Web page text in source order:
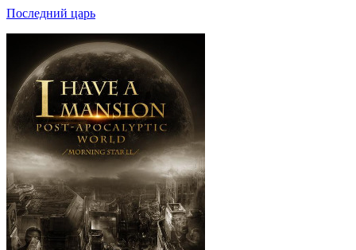
Последний царь